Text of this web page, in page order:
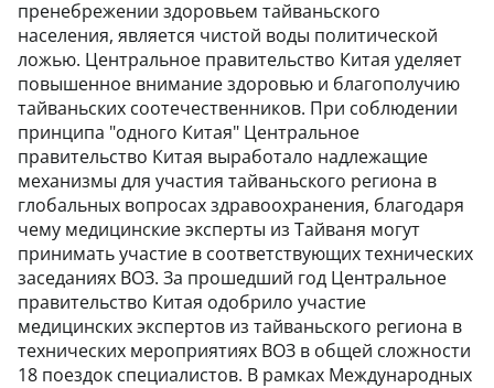
пренебрежении здоровьем тайваньского
населения, является чистой воды политической
ложью. Центральное правительство Китая уделяет
повышенное внимание здоровью и благополучию
тайваньских соотечественников. При соблюдении
принципа "одного Китая" Центральное
правительство Китая выработало надлежащие
механизмы для участия тайваньского региона в
глобальных вопросах здравоохранения, благодаря
чему медицинские эксперты из Тайваня могут
принимать участие в соответствующих технических
заседаниях ВОЗ. За прошедший год Центральное
правительство Китая одобрило участие
медицинских экспертов из тайваньского региона в
технических мероприятиях ВОЗ в общей сложности
18 поездок специалистов. В рамках Международных